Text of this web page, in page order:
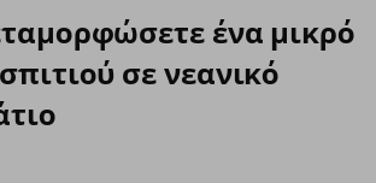
ένα μικρό
σε νεανικό